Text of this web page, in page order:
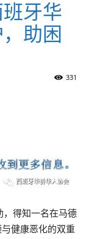
牙华
助困
331
，得知一名在马德
健康恶化的双重